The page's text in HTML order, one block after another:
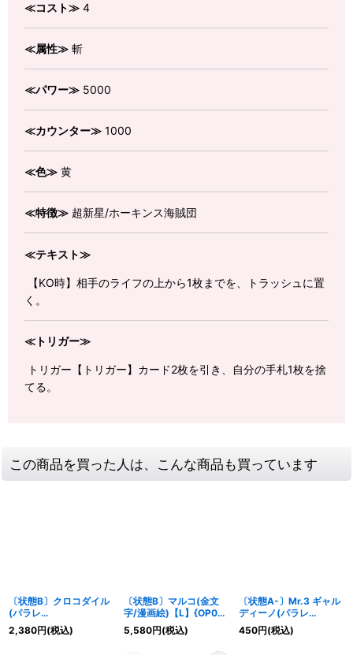
≪コスト≫ 4
≪属性≫ 斬
≪パワー≫ 5000
≪カウンター≫ 1000
≪色≫ 黄
≪特徴≫ 超新星/ホーキンス海賊団
≪テキスト≫
【KO時】相手のライフの上から1枚までを、トラッシュに置
く。
≪トリガー≫
トリガー【トリガー】カード2枚を引き、自分の手札1枚を捨
てる。
この商品を買った人は、こんな商品も買っています
〔状態B〕クロコダイル
(パラレ
ル/illust:tasaka)
【L/P】{OP04-058}
2,380円(税込)
〔状態B〕マルコ(金文
字/漫画絵)【L】{OP08-
002}
5,580円(税込)
〔状態A-〕Mr.3 ギャル
ディーノ(パラレ
ル/illust:Misa Matoki)
【R/P】{OP09-056}
450円(税込)